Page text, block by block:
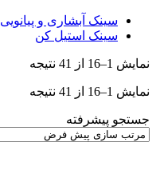
سینک آبشاری و پیانویی
سینک استیل کن
نمایش 1–16 از 41 نتیجه
نمایش 1–16 از 41 نتیجه
جستجو پیشرفته